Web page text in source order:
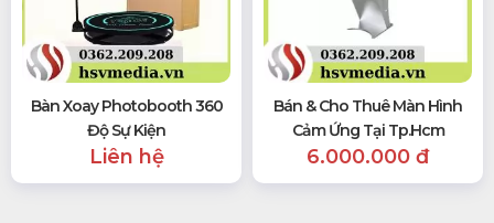
Bàn Xoay Photobooth 360
Độ Sự Kiện
Liên hệ
Bán & Cho Thuê Màn Hình
Cảm Ứng Tại Tp.hcm
6.000.000 đ